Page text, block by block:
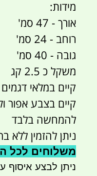
מידות:
אורך - 47 סמ'
רוחב - 24 סמ'
גובה - 40 סמ'
משקל כ 2.5 קג
קיים במלאי
קיים בצבע אפור
להמחשה בלבד
ניתן להזמין ללא
משלוחים לכל
ניתן לבצע איסוף עצמי